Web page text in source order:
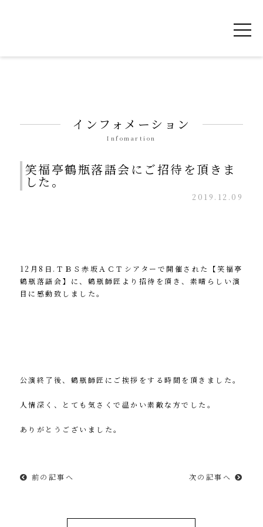
令和を書いた書道家「茂住 菁邨（もずみ せ
インフォメーション
Infomartion
笑福亭鶴瓶落語会にご招待を頂きま
した。
2019.12.09
12月8日.ＴＢＳ赤坂ＡＣＴシアターで開催された【笑福亭
鶴瓶落語会】に、鶴瓶師匠より招待を頂き、素晴らしい演
目に感動致しました。
公演終了後、鶴瓶師匠にご挨拶をする時間を頂きました。
人情深く、とても気さくで温かい素敵な方でした。
ありがとうございました。
前の記事へ 次の記事へ